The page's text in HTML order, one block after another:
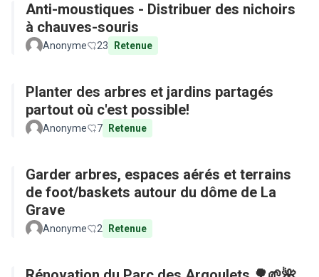
Anti-moustiques - Distribuer des nichoirs
à chauves-souris
Anonyme 23 Retenue
Planter des arbres et jardins partagés
partout où c'est possible!
Anonyme 7 Retenue
Garder arbres, espaces aérés et terrains
de foot/baskets autour du dôme de La
Grave
Anonyme 2 Retenue